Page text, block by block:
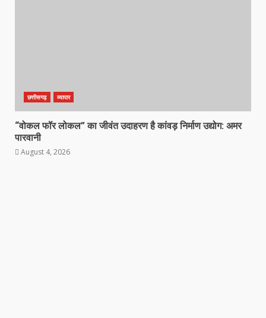
छत्तीसगढ़ व्यापार
“वोकल फॉर लोकल” का जीवंत उदाहरण है कांवड़ निर्माण उद्योग: अमर
पारवानी
August 4, 2026